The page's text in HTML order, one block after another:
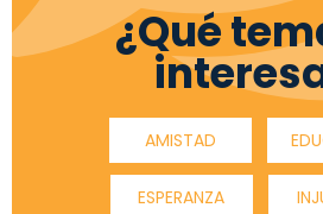
¿Qué
AMISTAD
ESPERANZA